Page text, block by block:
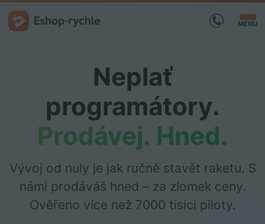
MENU
Neplať
programátory.
Prodávej. Hned.
Vývoj od nuly je jak ručně stavět raketu. S
námi prodáváš hned – za zlomek ceny.
Ověřeno více než 7000 tisíci piloty.